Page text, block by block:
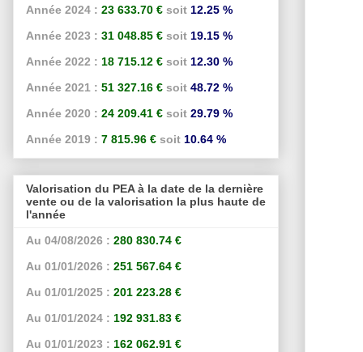
Année 2024 : 23 633.70 € soit 12.25 %
Année 2023 : 31 048.85 € soit 19.15 %
Année 2022 : 18 715.12 € soit 12.30 %
Année 2021 : 51 327.16 € soit 48.72 %
Année 2020 : 24 209.41 € soit 29.79 %
Année 2019 : 7 815.96 € soit 10.64 %
Valorisation du PEA à la date de la dernière
vente ou de la valorisation la plus haute de
l'année
Au 04/08/2026 : 280 830.74 €
Au 01/01/2026 : 251 567.64 €
Au 01/01/2025 : 201 223.28 €
Au 01/01/2024 : 192 931.83 €
Au 01/01/2023 : 162 062.91 €